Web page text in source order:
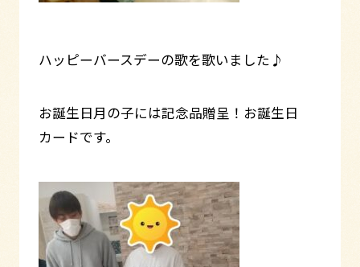
ハッピーバースデーの歌を歌いました♪
お誕生日月の子には記念品贈呈！お誕生日
カードです。